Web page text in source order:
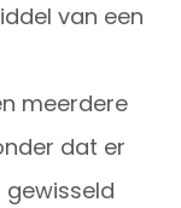
van een
meerdere
dat er